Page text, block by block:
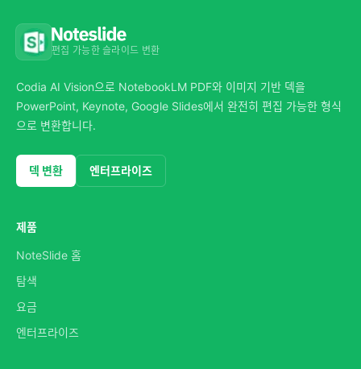
편집 가능한 슬라이드 변환
Codia AI Vision으로 NotebookLM PDF와 이미지 기반 덱을
PowerPoint, Keynote, Google Slides에서 완전히 편집 가능한 형식
으로 변환합니다.
덱 변환 엔터프라이즈
제품
NoteSlide 홈
탐색
요금
엔터프라이즈